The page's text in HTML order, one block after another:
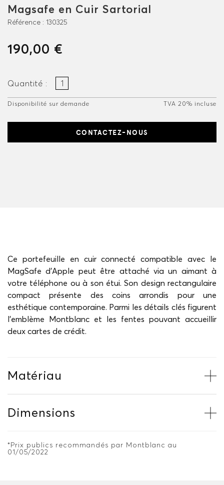
Magsafe en Cuir Sartorial
Référence : 130325
190,00 €
Quantité :
Disponibilité sur demande TVA 20% incluse
CONTACTEZ-NOUS
Ce portefeuille en cuir connecté compatible avec le
MagSafe d’Apple peut être attaché via un aimant à
votre téléphone ou à son étui. Son design rectangulaire
compact présente des coins arrondis pour une
esthétique contemporaine. Parmi les détails clés figurent
l’emblème Montblanc et les fentes pouvant accueillir
deux cartes de crédit.
Matériau
Dimensions
*Prix publics recommandés par Montblanc au
01/05/2022